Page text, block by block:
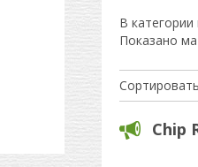
В
Показано
Chip